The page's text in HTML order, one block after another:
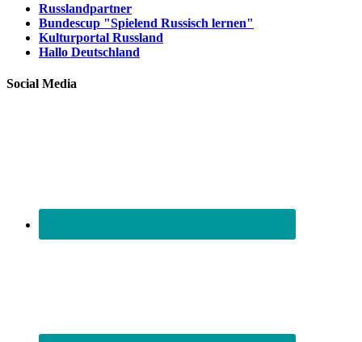
Russlandpartner
Bundescup "Spielend Russisch lernen"
Kulturportal Russland
Hallo Deutschland
Social Media